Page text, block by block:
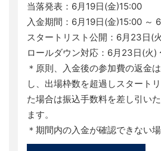
当落発表：6月19日(金)15:00
入金期間：6月19日(金)15:00 ～
スタートリスト公開：6月23日(
ロールダウン対応：6月23日(火)
＊原則、入金後の参加費の返金
し、出場枠数を超過しスタート
た場合は振込手数料を差し引い
ます。
＊期間内の入金が確認できない